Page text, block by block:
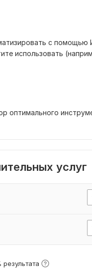
с помощью
использовать
оптимального
услуг